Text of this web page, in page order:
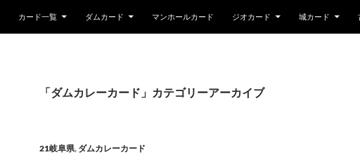
カード一覧 ダムカード マンホールカード ジオカード 城カード
「ダムカレーカード」カテゴリーアーカイブ
21岐阜県, ダムカレーカード